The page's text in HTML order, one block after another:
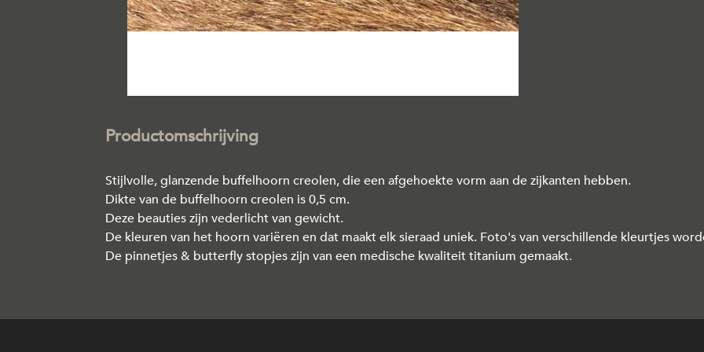
Productomschrijving
Stijlvolle, glanzende buffelhoorn creolen, die een afgehoekte vorm aan de zijkanten hebben.
Dikte van de buffelhoorn creolen is 0,5 cm.
Deze beauties zijn vederlicht van gewicht.
De kleuren van het hoorn variëren en dat maakt elk sieraad uniek. Foto's van verschillende kleurtjes
De pinnetjes & butterfly stopjes zijn van een medische kwaliteit titanium gemaakt.